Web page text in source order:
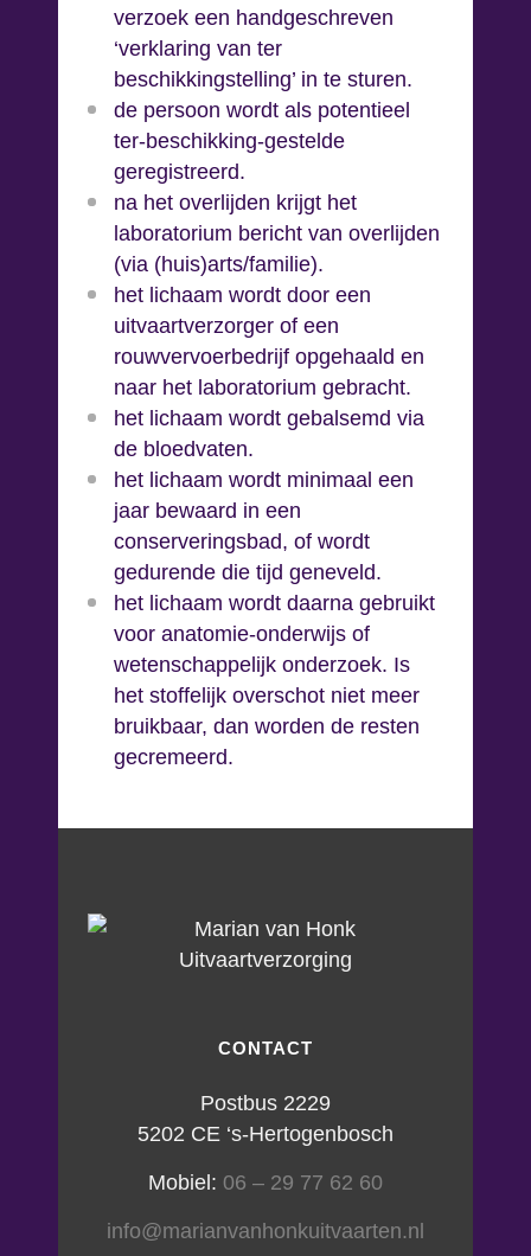
verzoek een handgeschreven
‘verklaring van ter
beschikkingstelling’ in te sturen.
de persoon wordt als potentieel
ter-beschikking-gestelde
geregistreerd.
na het overlijden krijgt het
laboratorium bericht van overlijden
(via (huis)arts/familie).
het lichaam wordt door een
uitvaartverzorger of een
rouwvervoerbedrijf opgehaald en
naar het laboratorium gebracht.
het lichaam wordt gebalsemd via
de bloedvaten.
het lichaam wordt minimaal een
jaar bewaard in een
conserveringsbad, of wordt
gedurende die tijd geneveld.
het lichaam wordt daarna gebruikt
voor anatomie-onderwijs of
wetenschappelijk onderzoek. Is
het stoffelijk overschot niet meer
bruikbaar, dan worden de resten
gecremeerd.
CONTACT
Postbus 2229
5202 CE ‘s-Hertogenbosch
Mobiel: 06 – 29 77 62 60
info@marianvanhonkuitvaarten.nl